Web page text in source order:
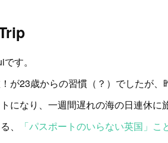
す。
が23歳からの習慣（？）でしたが
になり、一週間遅れの海の日連休に
、
「パスポートのいらない英国」